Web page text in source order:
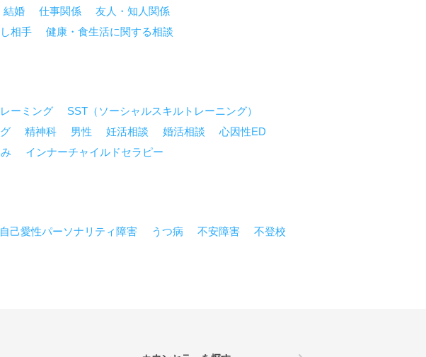
結婚 仕事関係
友人・知人関係
相手 健康・食生活に関する相談
ーミング
SST（ソーシャルスキルトレーニング）
精神科 男性 妊活相談 婚活相談
心因性ED
インナーチャイルドセラピー
自己愛性パーソナリティ障害 うつ病 不安障害
不登校